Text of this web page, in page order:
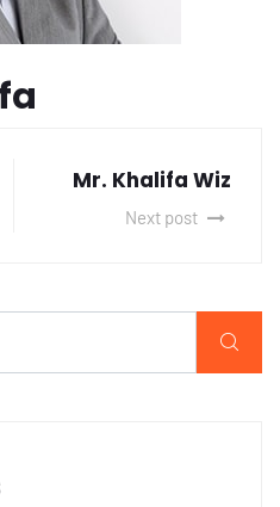
Mr. Khalifa Wiz
Next post